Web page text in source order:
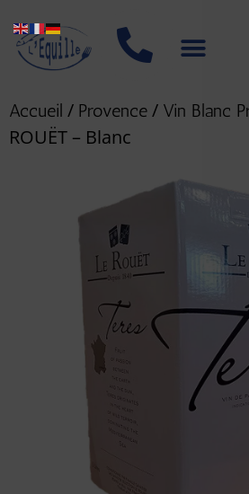
Accueil / Provence / Vin Blanc
ROUËT – Blanc